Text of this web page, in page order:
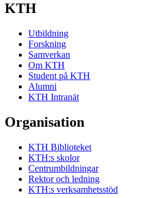
KTH
Utbildning
Forskning
Samverkan
Om KTH
Student på KTH
Alumni
KTH Intranät
Organisation
KTH Biblioteket
KTH:s skolor
Centrumbildningar
Rektor och ledning
KTH:s verksamhetsstöd